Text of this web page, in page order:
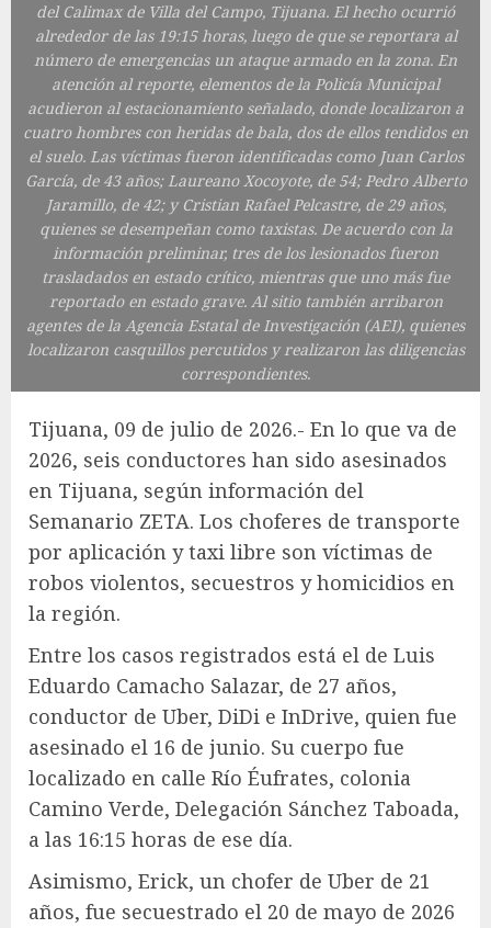
del Calimax de Villa del Campo, Tijuana. El hecho ocurrió
alrededor de las 19:15 horas, luego de que se reportara al
número de emergencias un ataque armado en la zona. En
atención al reporte, elementos de la Policía Municipal
acudieron al estacionamiento señalado, donde localizaron a
cuatro hombres con heridas de bala, dos de ellos tendidos en
el suelo. Las víctimas fueron identificadas como Juan Carlos
García, de 43 años; Laureano Xocoyote, de 54; Pedro Alberto
Jaramillo, de 42; y Cristian Rafael Pelcastre, de 29 años,
quienes se desempeñan como taxistas. De acuerdo con la
información preliminar, tres de los lesionados fueron
trasladados en estado crítico, mientras que uno más fue
reportado en estado grave. Al sitio también arribaron
agentes de la Agencia Estatal de Investigación (AEI), quienes
localizaron casquillos percutidos y realizaron las diligencias
correspondientes.
Tijuana, 09 de julio de 2026.- En lo que va de
2026, seis conductores han sido asesinados
en Tijuana, según información del
Semanario ZETA. Los choferes de transporte
por aplicación y taxi libre son víctimas de
robos violentos, secuestros y homicidios en
la región.
Entre los casos registrados está el de Luis
Eduardo Camacho Salazar, de 27 años,
conductor de Uber, DiDi e InDrive, quien fue
asesinado el 16 de junio. Su cuerpo fue
localizado en calle Río Éufrates, colonia
Camino Verde, Delegación Sánchez Taboada,
a las 16:15 horas de ese día.
Asimismo, Erick, un chofer de Uber de 21
años, fue secuestrado el 20 de mayo de 2026